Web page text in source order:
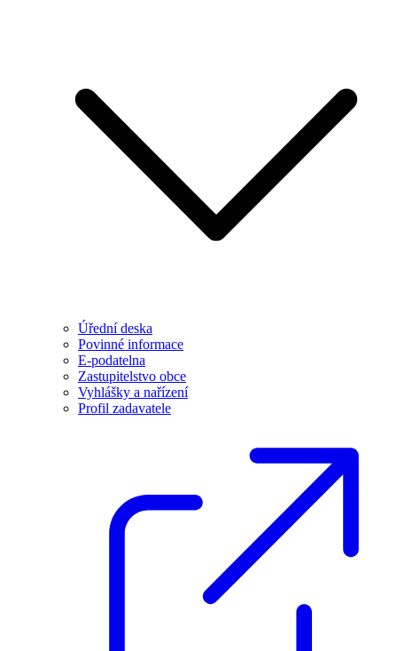
Úřední deska
Povinné informace
E-podatelna
Zastupitelstvo obce
Vyhlášky a nařízení
Profil zadavatele